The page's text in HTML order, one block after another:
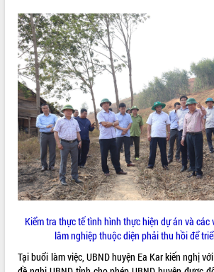
LIÊN KẾT WEB
THỐNG KÊ TRUY CẬP
Hôm nay:
29550
Tất cả: 66005692
Kiểm tra thực tế tình hình thực hiện dự án và
lâm nghiệp thuộc diện phải thu hồi để
Tại buổi làm việc, UBND huyện Ea Kar kiến nghị